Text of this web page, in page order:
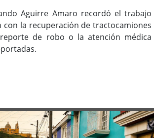
Aguirre Amaro recordó el trabajo
con la recuperación de tractocamiones
de robo o la atención médica